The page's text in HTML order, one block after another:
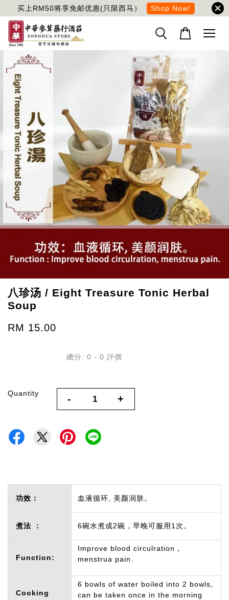
买上RM50将享免邮优惠(只限西马） Shop Now!
八珍汤 / Eight Treasure Tonic Herbal
Soup
RM 15.00
總分: 0 - 0 評價
Quantity - +
功效： 血液循环, 美颜润肤。
煮法 ： 6碗水煮成2碗，早晚可服用1次。
Function:
Improve blood circulration，
menstrua pain.
Cooking
6 bowls of water boiled into 2 bowls,
can be taken once in the morning